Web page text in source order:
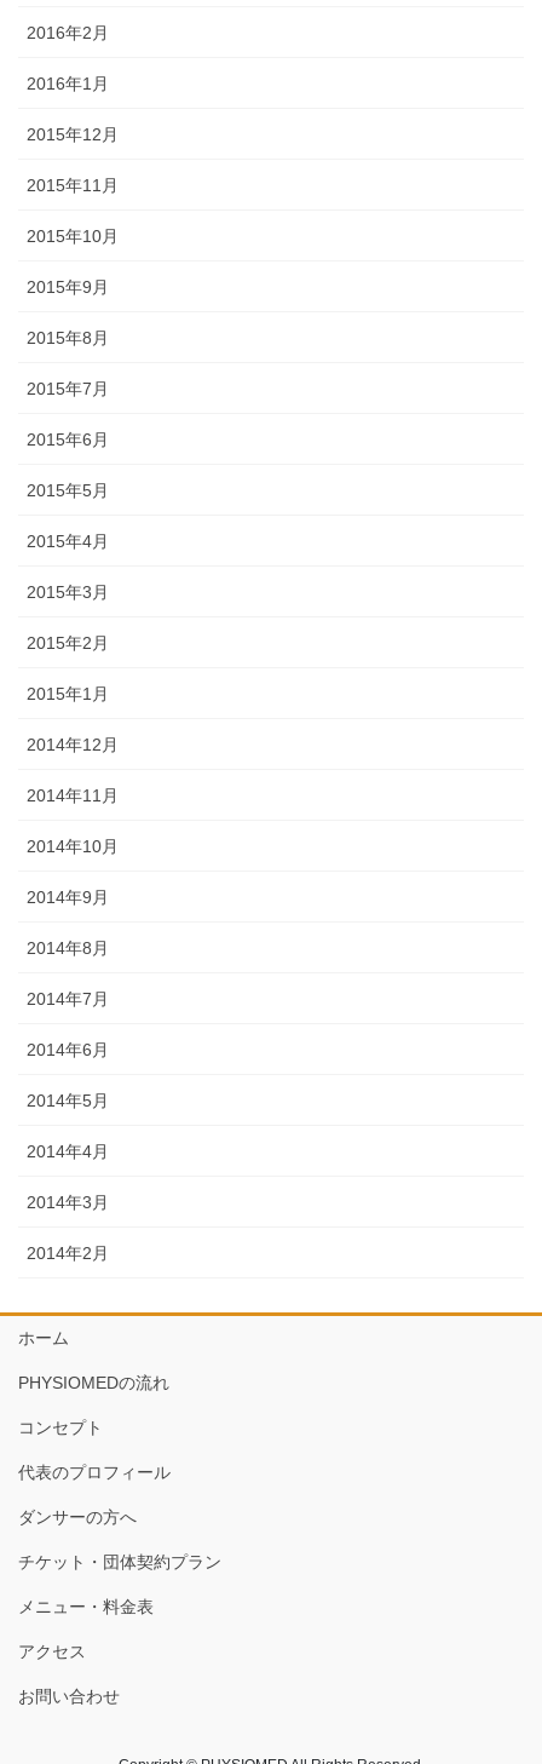
2016年2月
2016年1月
2015年12月
2015年11月
2015年10月
2015年9月
2015年8月
2015年7月
2015年6月
2015年5月
2015年4月
2015年3月
2015年2月
2015年1月
2014年12月
2014年11月
2014年10月
2014年9月
2014年8月
2014年7月
2014年6月
2014年5月
2014年4月
2014年3月
2014年2月
ホーム
PHYSIOMEDの流れ
コンセプト
代表のプロフィール
ダンサーの方へ
チケット・団体契約プラン
メニュー・料金表
アクセス
お問い合わせ